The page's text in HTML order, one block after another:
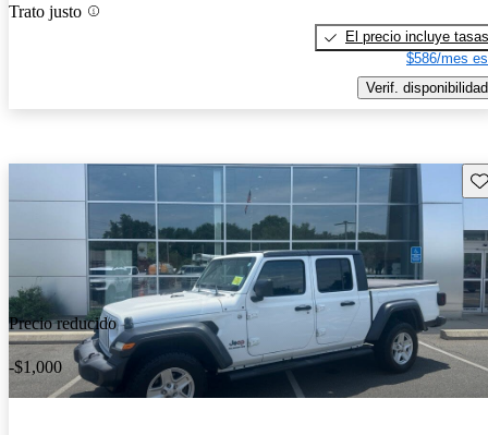
Trato justo
El precio incluye tasas
$586/mes
Verif. disponibilidad
Precio reducido
-$1,000